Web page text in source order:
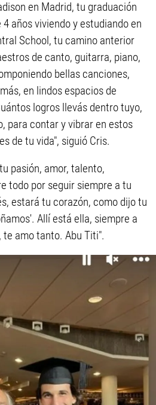
en Madrid, tu graduación
años viviendo y estudiando en
School, tu camino anterior
de canto, guitarra, piano,
bellas canciones,
en lindos espacios de
logros llevás dentro tuyo,
para contar y vibrar en estos
de tu vida", siguió Cris.
pasión, amor, talento,
todo por seguir siempre a tu
estará tu corazón, como dijo tu
Allí está ella, siempre a
te amo tanto. Abu Titi".